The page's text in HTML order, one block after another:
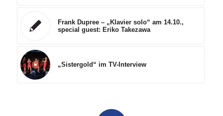
Frank Dupree – „Klavier solo“ am 14.10.,
special guest: Eriko Takezawa
„Sistergold“ im TV-Interview